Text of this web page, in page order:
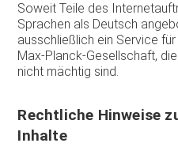
Soweit Teile des
Sprachen als Deutsch
ausschließlich ein Service
Max-Planck-Gesellschaft,
nicht mächtig sind.
Rechtliche Hinweise
Inhalte